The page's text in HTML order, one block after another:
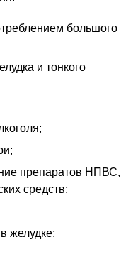
большого
и тонкого
препаратов НПВС,
средств;
желудке;